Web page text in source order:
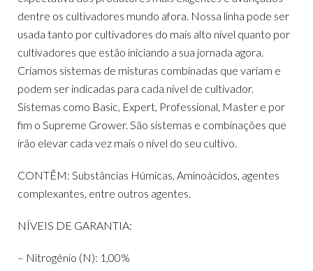
dentre os cultivadores mundo afora. Nossa linha pode ser
usada tanto por cultivadores do mais alto nível quanto por
cultivadores que estão iniciando a sua jornada agora.
Criamos sistemas de misturas combinadas que variam e
podem ser indicadas para cada nível de cultivador.
Sistemas como Basic, Expert, Professional, Master e por
fim o Supreme Grower. São sistemas e combinações que
irão elevar cada vez mais o nível do seu cultivo.
CONTÊM: Substâncias Húmicas, Aminoácidos, agentes
complexantes, entre outros agentes.
NÍVEIS DE GARANTIA:
– Nitrogênio (N): 1,00%